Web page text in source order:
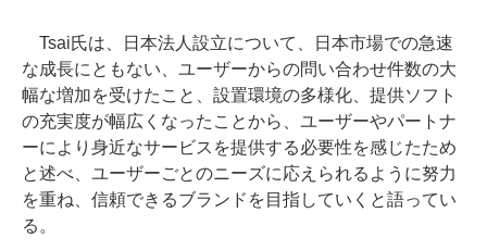
Tsai氏は、日本法人設立について、日本市場での急速
な成長にともない、ユーザーからの問い合わせ件数の大
幅な増加を受けたこと、設置環境の多様化、提供ソフト
の充実度が幅広くなったことから、ユーザーやパートナ
ーにより身近なサービスを提供する必要性を感じたため
と述べ、ユーザーごとのニーズに応えられるように努力
を重ね、信頼できるブランドを目指していくと語ってい
る。